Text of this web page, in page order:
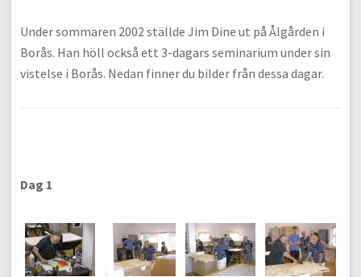
Under sommaren 2002 ställde Jim Dine ut på Ålgården i
Borås. Han höll också ett 3-dagars seminarium under sin
vistelse i Borås. Nedan finner du bilder från dessa dagar.
Dag 1